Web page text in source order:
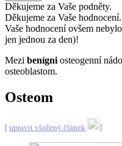
Děkujeme za Vaše podněty.
Děkujeme za Vaše hodnocení.
Vaše hodnocení ovšem
jen jednou za den)!
Mezi benígni osteogenní
osteoblastom.
Osteom
[ upravit vložený článek ]